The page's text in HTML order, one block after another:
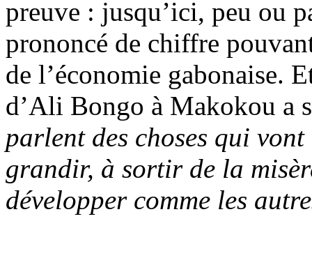
preuve : jusqu’ici, peu ou
prononcé de chiffre
de l’économie gabonaise.
d’Ali Bongo à Makokou a
parlent des choses qui
grandir, à sortir de la
développer comme les